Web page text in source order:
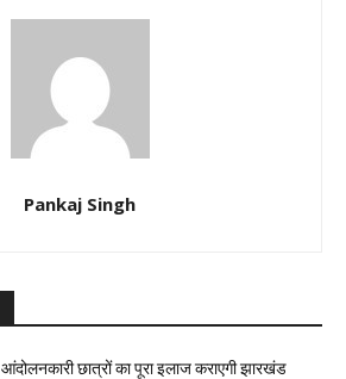
Pankaj Singh
आंदोलनकारी छात्रों का पूरा इलाज कराएगी झारखंड